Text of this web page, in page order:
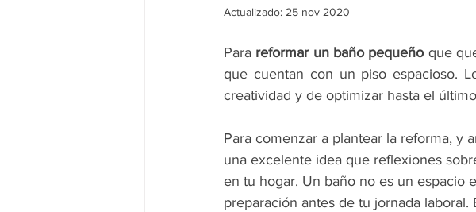
Actualizado: 25 nov 2020
Para reformar un baño pequeño que
que cuentan con un piso espacioso.
creatividad y de optimizar hasta el
Para comenzar a plantear la reforma, y
una excelente idea que reflexiones
en tu hogar. Un baño no es un espacio
preparación antes de tu jornada